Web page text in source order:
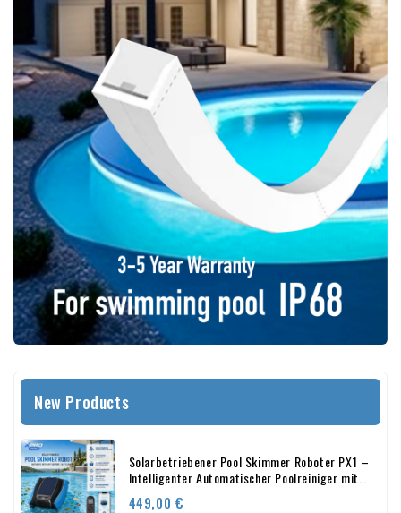
New Products
Solarbetriebener Pool Skimmer Roboter PX1 –
Intelligenter Automatischer Poolreiniger mit
App-Steuerung – 24/7 Reinigung
449,00 €